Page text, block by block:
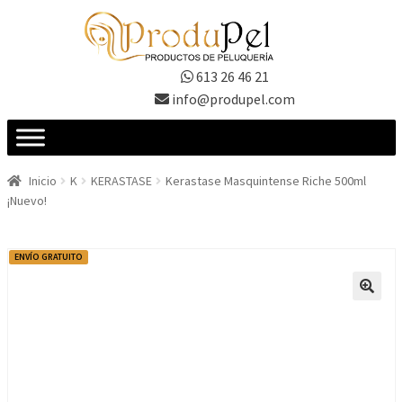
613 26 46 21
info@produpel.com
Inicio K KERASTASE
Kerastase Masquintense Riche 500ml
¡Nuevo!
ENVÍO GRATUITO